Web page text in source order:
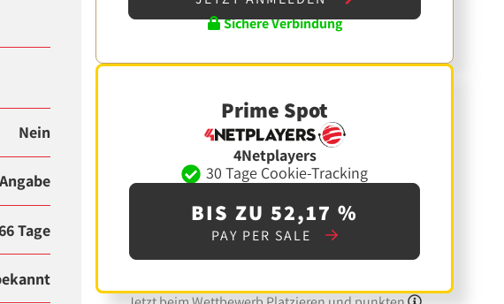
Nein
Tage
Sichere Verbindung
Prime Spot
4Netplayers
30 Tage Cookie-Tracking
BIS ZU 52,17 %
PAY PER SALE